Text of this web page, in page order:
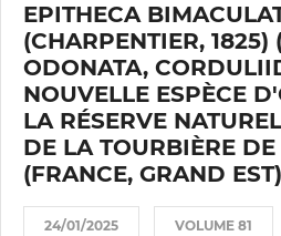
EPITHECA
(CHARPENTIER, 1825)
ODONATA,
NOUVELLE ESPÈCE
LA RÉSERVE
DE LA TOURBIÈRE
(FRANCE, GRAND EST)
24/01/2025 VOLUME 81